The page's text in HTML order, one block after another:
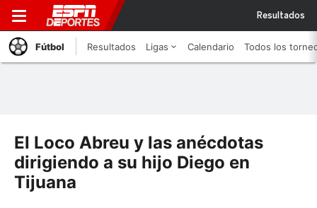
Resultados
Fútbol Resultados Ligas Calendario Todos los
El Loco Abreu y las anécdotas
dirigiendo a su hijo Diego en
Tijuana